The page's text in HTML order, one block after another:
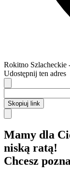
Rokitno Szlacheckie
Udostępnij ten adres
Skopiuj link
Mamy dla
niską ratą!
Chcesz